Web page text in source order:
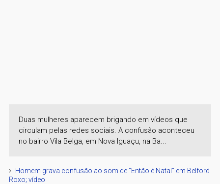
Duas mulheres aparecem brigando em vídeos que
circulam pelas redes sociais. A confusão aconteceu
no bairro Vila Belga, em Nova Iguaçu, na Ba...
Homem grava confusão ao som de “Então é Natal” em Belford
Roxo; vídeo